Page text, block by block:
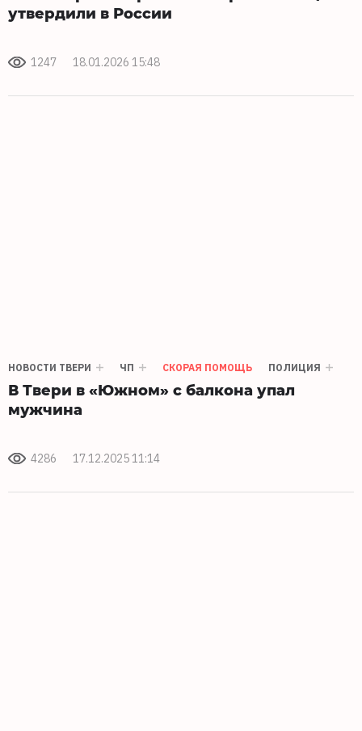
утвердили в России
1247 18.01.2026 15:48
НОВОСТИ ТВЕРИ ЧП СКОРАЯ ПОМОЩЬ ПОЛИЦИЯ
В Твери в «Южном» с балкона упал
мужчина
4286 17.12.2025 11:14